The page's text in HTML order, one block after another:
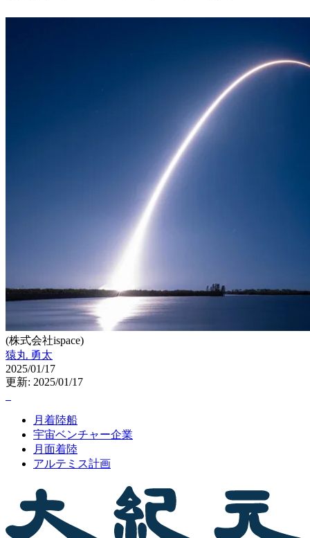
(株式会社ispace)
猿丸 勇太
2025/01/17
更新: 2025/01/17
月着陸船
宇宙ベンチャー企業
月面着陸
アルテミス計画